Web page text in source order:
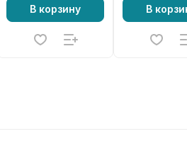
В корзину В